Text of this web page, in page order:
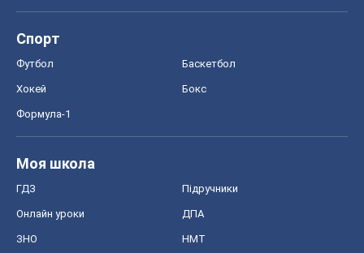
Спорт
Футбол Баскетбол
Хокей Бокс
Формула-1
Моя школа
ГДЗ Підручники
Онлайн уроки ДПА
ЗНО НМТ